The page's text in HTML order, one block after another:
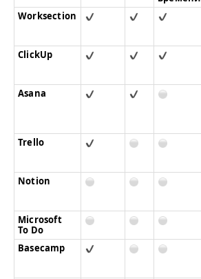
Worksection
ClickUp
Asana
Trello
Notion
Microsoft
To Do
Basecamp